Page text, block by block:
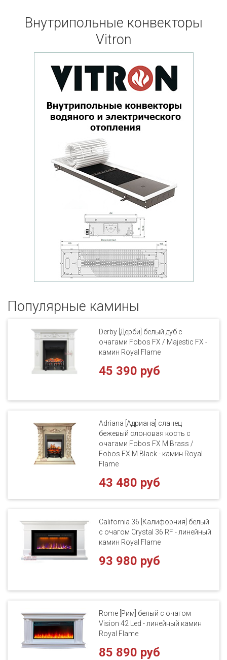
Внутрипольные конвекторы
Vitron
Популярные кaмины
Derby [Дерби] белый дуб с
очагами Fobos FX / Majestic FX -
камин Royal Flame
45 390 руб
Adriana [Адриана] сланец
бежевый слоновая кость с
очагами Fobos FX M Brass /
Fobos FX M Black - камин Royal
Flame
43 480 руб
California 36 [Калифорния] белый
с очагом Crystal 36 RF - линейный
камин Royal Flame
93 980 руб
Rome [Рим] белый с очагом
Vision 42 Led - линейный камин
Royal Flame
85 890 руб